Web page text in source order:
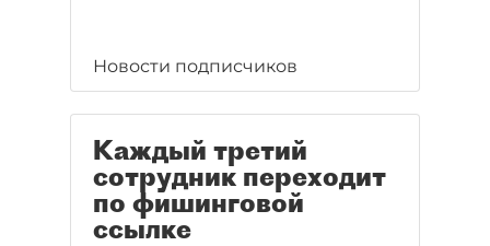
Новости подписчиков
Каждый третий
сотрудник переходит
по фишинговой
ссылке